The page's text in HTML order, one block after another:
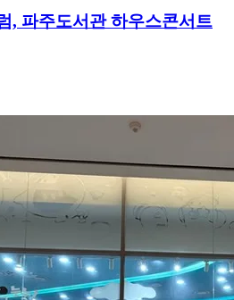
, 파주도서관 하우스콘서트